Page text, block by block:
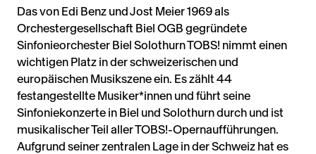
Das von Edi Benz und Jost Meier 1969 als
Orchestergesellschaft Biel OGB gegründete
Sinfonieorchester Biel Solothurn TOBS! nimmt einen
wichtigen Platz in der schweizerischen und
europäischen Musikszene ein. Es zählt 44
festangestellte Musiker*innen und führt seine
Sinfoniekonzerte in Biel und Solothurn durch und ist
musikalischer Teil aller TOBS!-Opernaufführungen.
Aufgrund seiner zentralen Lage in der Schweiz hat es